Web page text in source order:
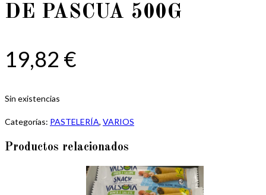
DE PASCUA 500G
19,82 €
Sin existencias
Categorías: PASTELERÍA, VARIOS
Productos relacionados